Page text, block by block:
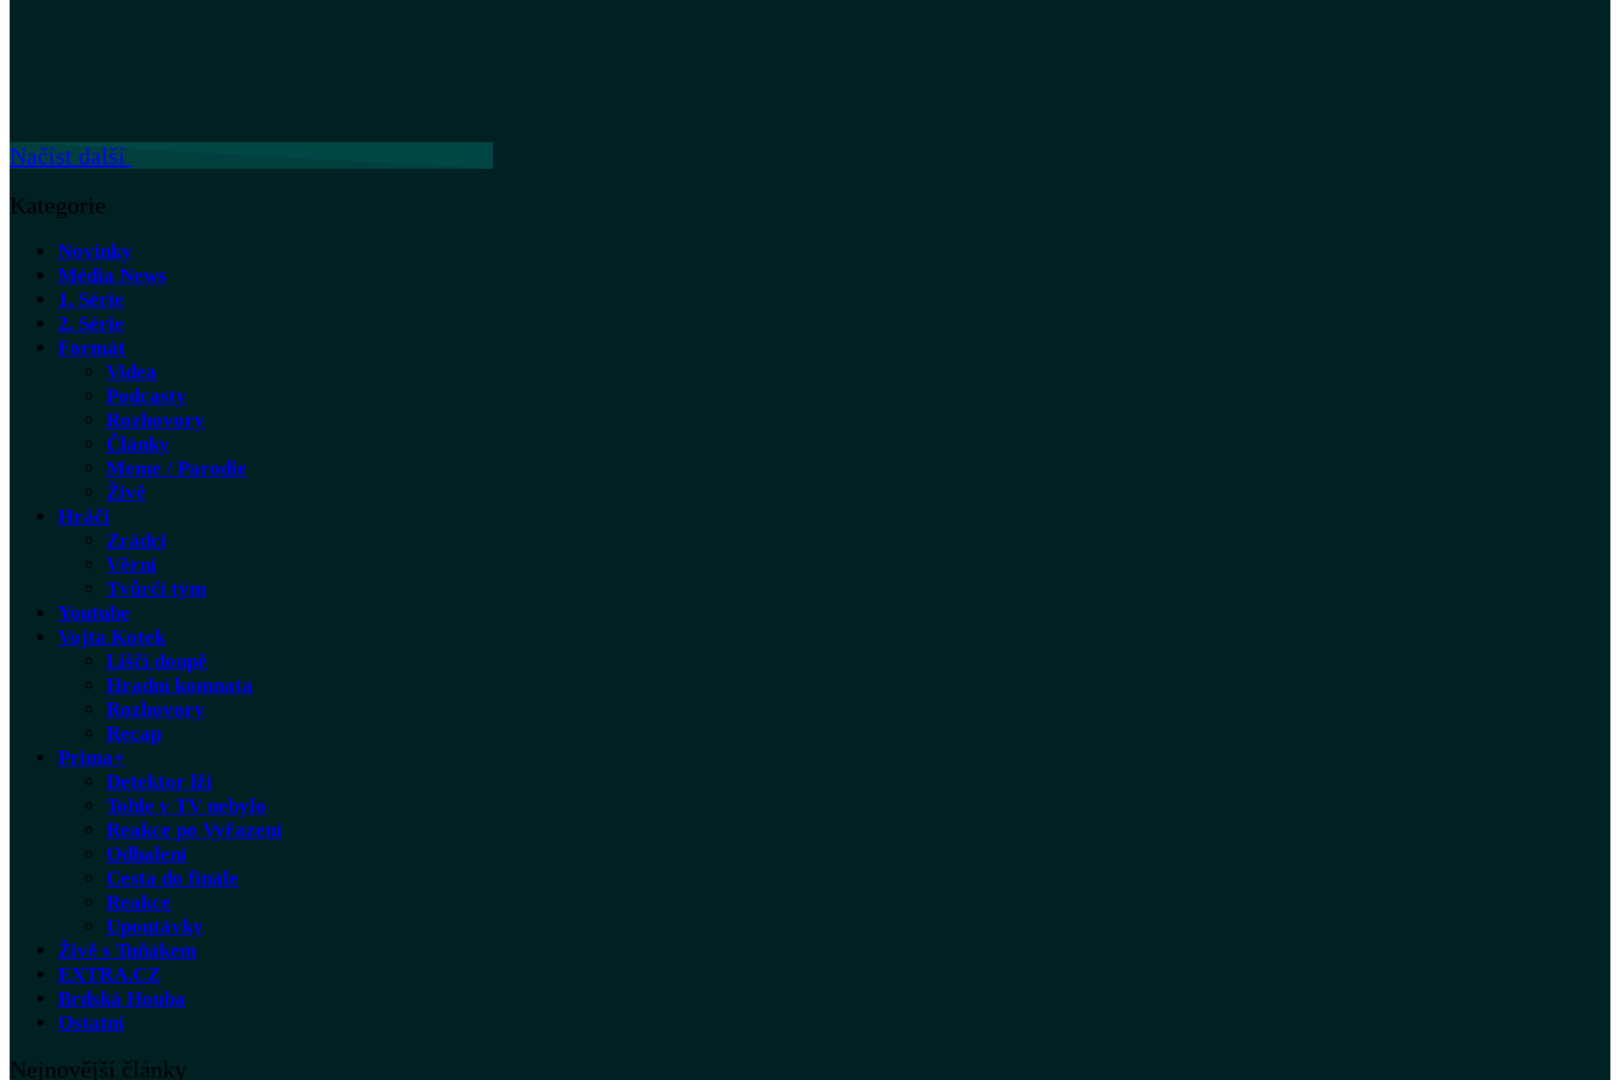
Načíst další
Kategorie
Novinky
Média News
1. Série
2. Série
Formát
Videa
Podcasty
Rozhovory
Články
Meme / Parodie
Živě
Hráči
Zrádci
Věrní
Tvůrčí tým
Youtube
Vojta Kotek
Liščí doupě
Hradní komnata
Rozhovory
Recap
Prima+
Detektor lži
Tohle v TV nebylo
Reakce po Vyřazení
Odhalení
Cesta do finále
Reakce
Upoutávky
Živě s Tuňákem
EXTRA.CZ
Brdská Houba
Ostatní
Nejnovější články